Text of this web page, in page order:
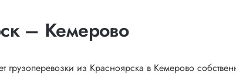
– Кемерово
грузоперевозки из Красноярска в Кемерово